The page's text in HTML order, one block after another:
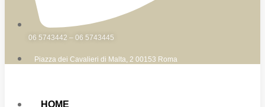
06 5743442 – 06 5743445
Piazza dei Cavalieri di Malta, 2 00153 Roma
HOME